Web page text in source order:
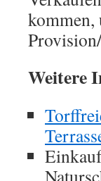
kommen,
Weitere